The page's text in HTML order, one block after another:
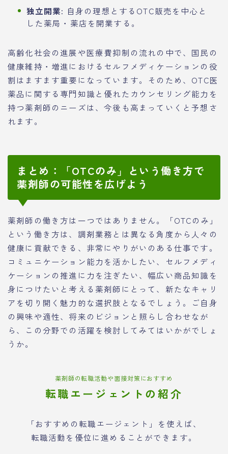
独立開業: 自身の理想とするOTC販売を中心と
した薬局・薬店を開業する。
高齢化社会の進展や医療費抑制の流れの中で、国民の
健康維持・増進におけるセルフメディケーションの役
割はますます重要になっています。そのため、OTC医
薬品に関する専門知識と優れたカウンセリング能力を
持つ薬剤師のニーズは、今後も高まっていくと予想さ
れます。
まとめ：「OTCのみ」という働き方で
薬剤師の可能性を広げよう
薬剤師の働き方は一つではありません。「OTCのみ」
という働き方は、調剤業務とは異なる角度から人々の
健康に貢献できる、非常にやりがいのある仕事です。
コミュニケーション能力を活かしたい、セルフメディ
ケーションの推進に力を注ぎたい、幅広い商品知識を
身につけたいと考える薬剤師にとって、新たなキャリ
アを切り開く魅力的な選択肢となるでしょう。ご自身
の興味や適性、将来のビジョンと照らし合わせなが
ら、この分野での活躍を検討してみてはいかがでしょ
うか。
薬剤師の転職活動や面接対策におすすめ
転職エージェントの紹介
「おすすめの転職エージェント」を使えば、
転職活動を優位に進めることができます。